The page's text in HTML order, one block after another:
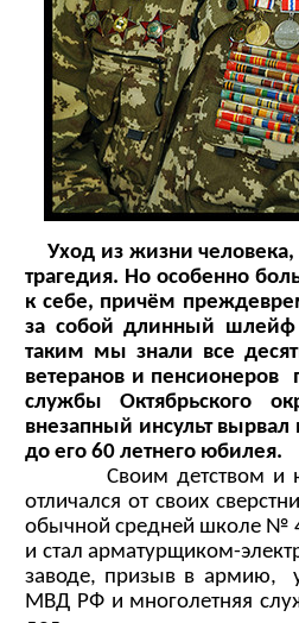
Уход из жизни человека,
трагедия. Но особенно
к себе, причём
за собой длинный
таким мы знали все
ветеранов и пенсионеров
службы Октябрьского
внезапный инсульт
до его 60 летнего юбилея.
Своим детством и
отличался от своих
обычной средней школе №
и стал арматурщиком-
заводе, призыв в армию,
МВД РФ и многолетняя